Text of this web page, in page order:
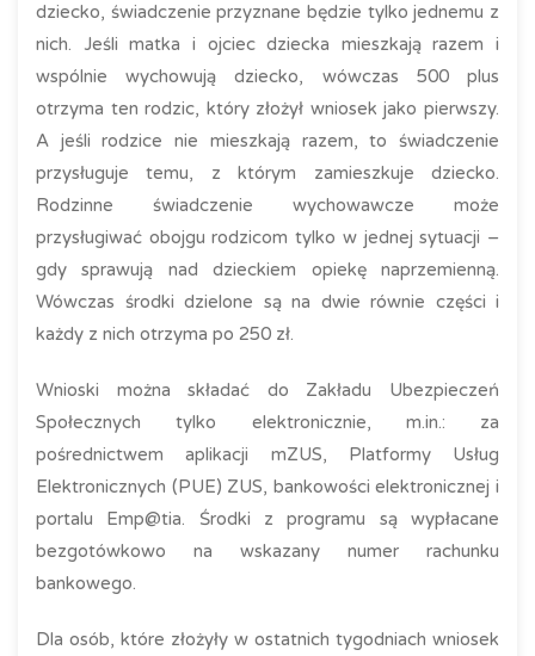
dziecko, świadczenie przyznane będzie tylko jednemu z
nich. Jeśli matka i ojciec dziecka mieszkają razem i
wspólnie wychowują dziecko, wówczas 500 plus
otrzyma ten rodzic, który złożył wniosek jako pierwszy.
A jeśli rodzice nie mieszkają razem, to świadczenie
przysługuje temu, z którym zamieszkuje dziecko.
Rodzinne świadczenie wychowawcze może
przysługiwać obojgu rodzicom tylko w jednej sytuacji –
gdy sprawują nad dzieckiem opiekę naprzemienną.
Wówczas środki dzielone są na dwie równie części i
każdy z nich otrzyma po 250 zł.
Wnioski można składać do Zakładu Ubezpieczeń
Społecznych tylko elektronicznie, m.in.: za
pośrednictwem aplikacji mZUS, Platformy Usług
Elektronicznych (PUE) ZUS, bankowości elektronicznej i
portalu Emp@tia. Środki z programu są wypłacane
bezgotówkowo na wskazany numer rachunku
bankowego.
Dla osób, które złożyły w ostatnich tygodniach wniosek